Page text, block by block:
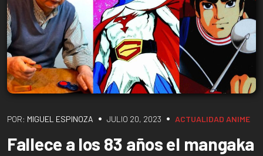
POR: MIGUEL ESPINOZA • JULIO 20, 2023 • ACTUALIDAD ANIME
Fallece a los 83 años el mangaka